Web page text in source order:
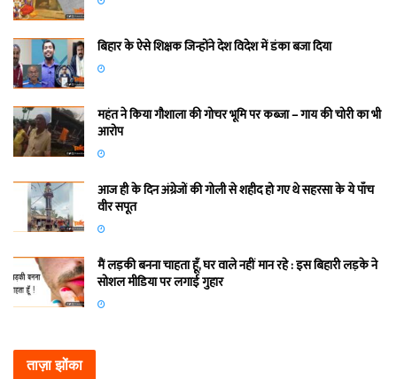
बिहार के ऐसे शिक्षक जिन्होंने देश विदेश में डंका बजा दिया
महंत ने किया गौशाला की गोचर भूमि पर कब्जा – गाय की चोरी का भी
आरोप
आज ही के दिन अंग्रेजों की गोली से शहीद हो गए थे सहरसा के ये पाँच
वीर सपूत
मैं लड़की बनना चाहता हूँ, घर वाले नहीं मान रहे : इस बिहारी लड़के ने
सोशल मीडिया पर लगाई गुहार
ताज़ा झोंका